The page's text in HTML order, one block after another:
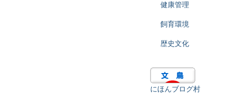
健康管理
飼育環境
歴史文化
にほんブログ村